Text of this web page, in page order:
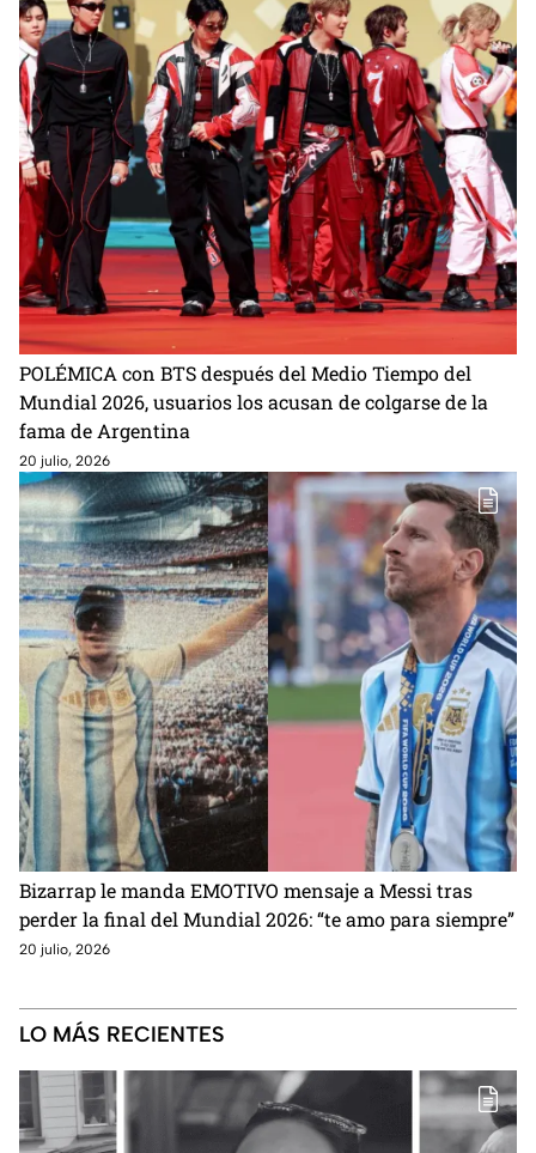
POLÉMICA con BTS después del Medio Tiempo del
Mundial 2026, usuarios los acusan de colgarse de la
fama de Argentina
20 julio, 2026
Bizarrap le manda EMOTIVO mensaje a Messi tras
perder la final del Mundial 2026: “te amo para siempre”
20 julio, 2026
LO MÁS RECIENTES